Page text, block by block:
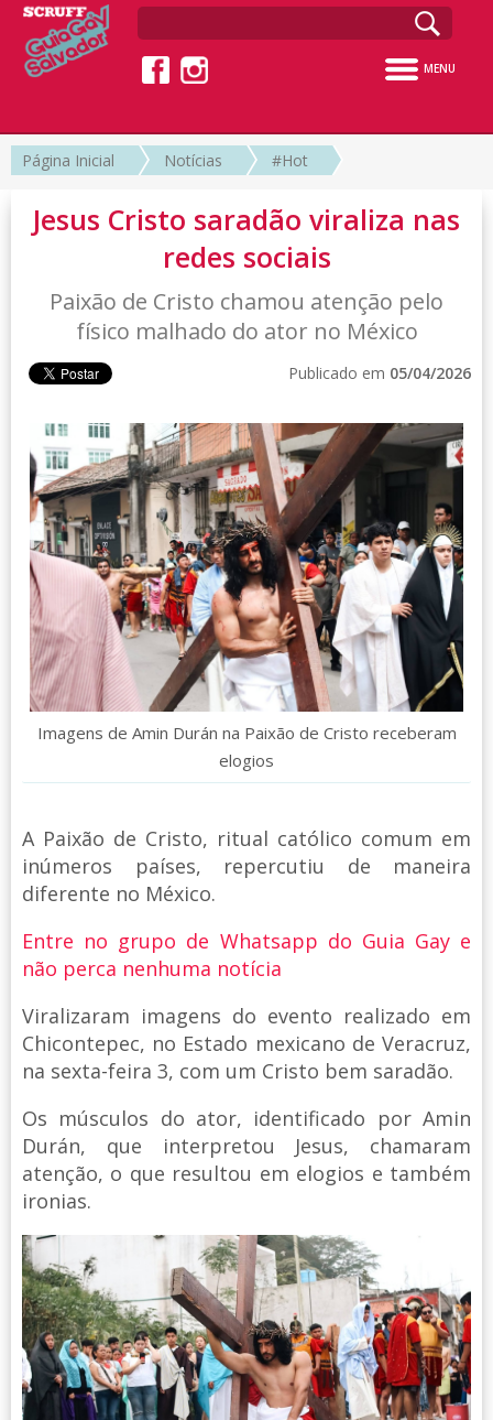
MENU
Página Inicial Notícias #Hot
Jesus Cristo saradão viraliza nas
redes sociais
Paixão de Cristo chamou atenção pelo
físico malhado do ator no México
Publicado em 05/04/2026
Imagens de Amin Durán na Paixão de Cristo receberam
elogios
A Paixão de Cristo, ritual católico comum em
inúmeros países, repercutiu de maneira
diferente no México.
Entre no grupo de Whatsapp do Guia Gay e
não perca nenhuma notícia
Viralizaram imagens do evento realizado em
Chicontepec, no Estado mexicano de Veracruz,
na sexta-feira 3, com um Cristo bem saradão.
Os músculos do ator, identificado por Amin
Durán, que interpretou Jesus, chamaram
atenção, o que resultou em elogios e também
ironias.